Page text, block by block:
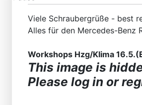
Viele Schraubergrüße - best
Alles für den Mercedes-Benz
Workshops Hzg/Klima
This image is
Please log in or